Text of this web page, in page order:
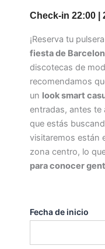
Check-in 22:00 |
¡Reserva tu
fiesta de
discotecas de
recomendamos
un look smart
entradas, antes te
que estás
visitaremos están
zona centro, lo
para conocer
Fecha de inicio